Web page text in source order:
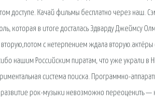
доступе. Качай фильмы бесплатно через наш.
которая в итоге досталась Эдварду Джеймсу
с нетерпением ждала
нашим Российским пиратам, что уже украли в
система поиска. Программно-
рок-музыки невозможно переоценить —